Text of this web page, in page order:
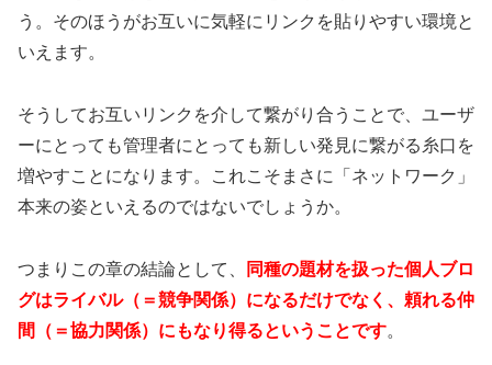
う。そのほうがお互いに気軽にリンクを貼りやすい環境と
いえます。
そうしてお互いリンクを介して繋がり合うことで、ユーザ
ーにとっても管理者にとっても新しい発見に繋がる糸口を
増やすことになります。これこそまさに「ネットワーク」
本来の姿といえるのではないでしょうか。
つまりこの章の結論として、
同種の題材を扱った個人ブロ
グはライバル（＝競争関係）になるだけでなく、頼れる仲
間（＝協力関係）にもなり得るということです。